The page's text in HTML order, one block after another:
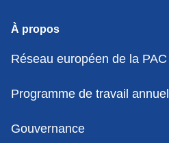
À propos
Réseau européen de la PAC
Programme de travail annuel
Gouvernance